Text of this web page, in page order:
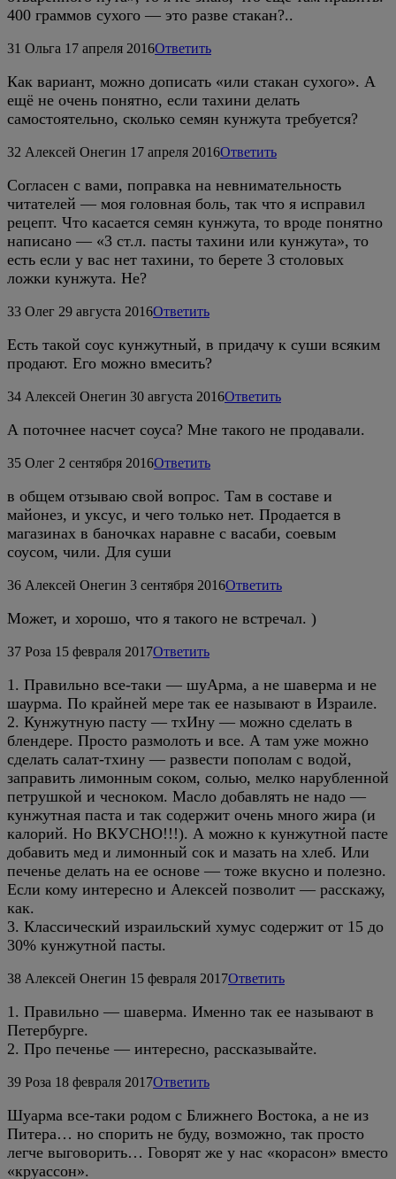
400 граммов сухого — это разве стакан?..
31 Ольга 17 апреля 2016Ответить
Как вариант, можно дописать «или стакан сухого». А
ещё не очень понятно, если тахини делать
самостоятельно, сколько семян кунжута требуется?
32 Алексей Онегин 17 апреля 2016Ответить
Согласен с вами, поправка на невнимательность
читателей — моя головная боль, так что я исправил
рецепт. Что касается семян кунжута, то вроде понятно
написано — «3 ст.л. пасты тахини или кунжута», то
есть если у вас нет тахини, то берете 3 столовых
ложки кунжута. Не?
33 Олег 29 августа 2016Ответить
Есть такой соус кунжутный, в придачу к суши всяким
продают. Его можно вмесить?
34 Алексей Онегин 30 августа 2016Ответить
А поточнее насчет соуса? Мне такого не продавали.
35 Олег 2 сентября 2016Ответить
в общем отзываю свой вопрос. Там в составе и
майонез, и уксус, и чего только нет. Продается в
магазинах в баночках наравне с васаби, соевым
соусом, чили. Для суши
36 Алексей Онегин 3 сентября 2016Ответить
Может, и хорошо, что я такого не встречал. )
37 Роза 15 февраля 2017Ответить
1. Правильно все-таки — шуАрма, а не шаверма и не
шаурма. По крайней мере так ее называют в Израиле.
2. Кунжутную пасту — тхИну — можно сделать в
блендере. Просто размолоть и все. А там уже можно
сделать салат-тхину — развести пополам с водой,
заправить лимонным соком, солью, мелко нарубленной
петрушкой и чесноком. Масло добавлять не надо —
кунжутная паста и так содержит очень много жира (и
калорий. Но ВКУСНО!!!). А можно к кунжутной пасте
добавить мед и лимонный сок и мазать на хлеб. Или
печенье делать на ее основе — тоже вкусно и полезно.
Если кому интересно и Алексей позволит — расскажу,
как.
3. Классический израильский хумус содержит от 15 до
30% кунжутной пасты.
38 Алексей Онегин 15 февраля 2017Ответить
1. Правильно — шаверма. Именно так ее называют в
Петербурге.
2. Про печенье — интересно, рассказывайте.
39 Роза 18 февраля 2017Ответить
Шуарма все-таки родом с Ближнего Востока, а не из
Питера… но спорить не буду, возможно, так просто
легче выговорить… Говорят же у нас «корасон» вместо
«круассон».